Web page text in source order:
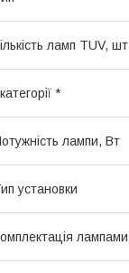
ламп TUV, шт
*
лампи, Вт
установки
лампами